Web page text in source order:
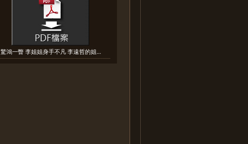
驚鴻一瞥 李姐姐身手不凡 李遠哲的姐...